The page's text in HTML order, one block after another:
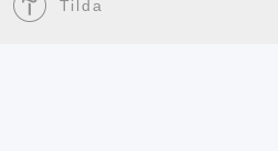
Tilda